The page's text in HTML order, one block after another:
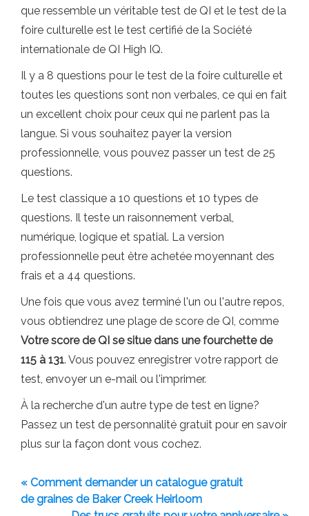
que ressemble un véritable test de QI et le test de la
foire culturelle est le test certifié de la Société
internationale de QI High IQ.
Il y a 8 questions pour le test de la foire culturelle et
toutes les questions sont non verbales, ce qui en fait
un excellent choix pour ceux qui ne parlent pas la
langue. Si vous souhaitez payer la version
professionnelle, vous pouvez passer un test de 25
questions.
Le test classique a 10 questions et 10 types de
questions. Il teste un raisonnement verbal,
numérique, logique et spatial. La version
professionnelle peut être achetée moyennant des
frais et a 44 questions.
Une fois que vous avez terminé l'un ou l'autre repos,
vous obtiendrez une plage de score de QI, comme
Votre score de QI se situe dans une fourchette de
115 à 131. Vous pouvez enregistrer votre rapport de
test, envoyer un e-mail ou l'imprimer.
À la recherche d'un autre type de test en ligne?
Passez un test de personnalité gratuit pour en savoir
plus sur la façon dont vous cochez.
« Comment demander un catalogue gratuit
de graines de Baker Creek Heirloom